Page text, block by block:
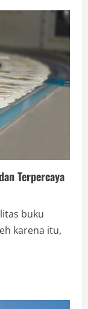
Terpercaya
buku
karena itu,